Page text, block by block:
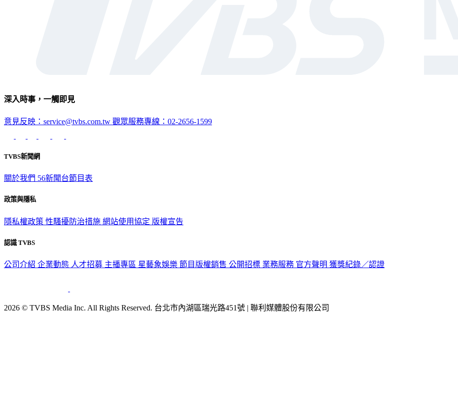
深入時事，一觸即見
意見反映：service@tvbs.com.tw 觀眾服務專線：02-2656-1599
TVBS新聞網
關於我們 56新聞台節目表
政策與隱私
隱私權政策 性騷擾防治措施 網站使用協定 版權宣告
認識 TVBS
公司介紹 企業動態 人才招募 主播專區 星藝象娛樂 節目版權銷售 公開招標 業務服務 官方聲明 獲獎紀錄／認證
2026 © TVBS Media Inc. All Rights Reserved. 台北市內湖區瑞光路451號 | 聯利媒體股份有限公司